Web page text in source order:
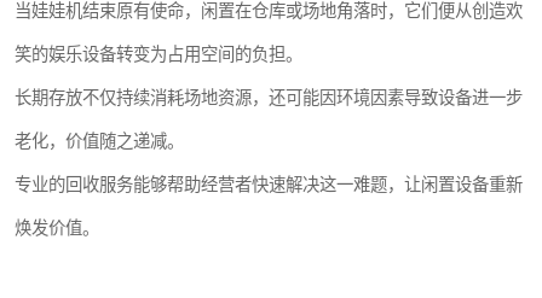
当娃娃机结束原有使命，闲置在仓库或场地角落时，它们便从创造欢
笑的娱乐设备转变为占用空间的负担。
长期存放不仅持续消耗场地资源，还可能因环境因素导致设备进一步
老化，价值随之递减。
专业的回收服务能够帮助经营者快速解决这一难题，让闲置设备重新
焕发价值。